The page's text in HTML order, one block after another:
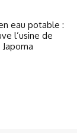
eau potable :
l’usine de